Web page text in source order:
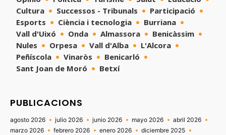
Cultura
Successos - Tribunals
Participació
Esports
Ciència i tecnologia
Burriana
Vall d'Uixó
Onda Almassora
Benicàssim
Nules
Orpesa Vall d'Alba
L'Alcora
Peñíscola
Vinaròs
Benicarló
Sant Joan de Moró
Betxí
PUBLICACIONS
agosto 2026 julio 2026 junio 2026 mayo 2026
abril 2026
marzo 2026
febrero 2026 enero 2026
diciembre 2025